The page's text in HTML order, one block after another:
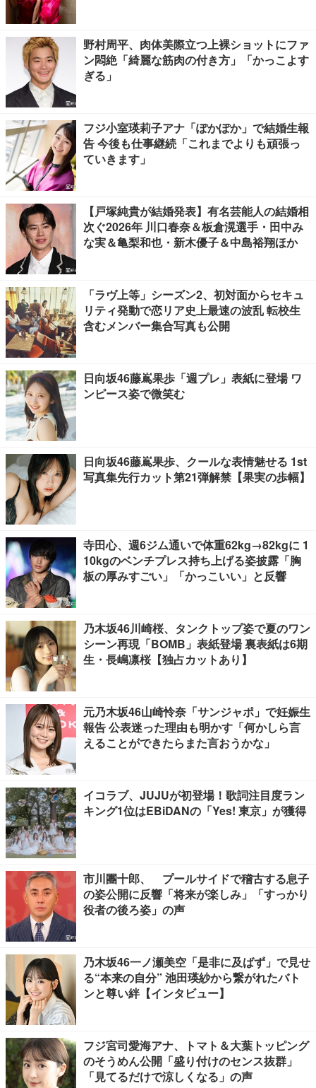
野村周平、肉体美際立つ上裸ショットにファ
ン悶絶「綺麗な筋肉の付き方」「かっこよす
ぎる」
フジ小室瑛莉子アナ「ぽかぽか」で結婚生報
告 今後も仕事継続「これまでよりも頑張っ
ていきます」
【戸塚純貴が結婚発表】有名芸能人の結婚相
次ぐ2026年 川口春奈＆板倉滉選手・田中み
な実＆亀梨和也・新木優子＆中島裕翔ほか
「ラヴ上等」シーズン2、初対面からセキュ
リティ発動で恋リア史上最速の波乱 転校生
含むメンバー集合写真も公開
日向坂46藤嶌果歩「週プレ」表紙に登場 ワ
ンピース姿で微笑む
日向坂46藤嶌果歩、クールな表情魅せる 1st
写真集先行カット第21弾解禁【果実の歩幅】
寺田心、週6ジム通いで体重62kg→82kgに 1
10kgのベンチプレス持ち上げる姿披露「胸
板の厚みすごい」「かっこいい」と反響
乃木坂46川崎桜、タンクトップ姿で夏のワン
シーン再現「BOMB」表紙登場 裏表紙は6期
生・長嶋凛桜【独占カットあり】
元乃木坂46山崎怜奈「サンジャポ」で妊娠生
報告 公表迷った理由も明かす「何かしら言
えることができたらまた言おうかな」
イコラブ、JUJUが初登場！歌詞注目度ラン
キング1位はEBiDANの「Yes! 東京」が獲得
市川團十郎、 プールサイドで稽古する息子
の姿公開に反響「将来が楽しみ」「すっかり
役者の後ろ姿」の声
乃木坂46一ノ瀬美空「是非に及ばず」で見せ
る“本来の自分” 池田瑛紗から繋がれたバト
ンと尊い絆【インタビュー】
フジ宮司愛海アナ、トマト＆大葉トッピング
のそうめん公開「盛り付けのセンス抜群」
「見てるだけで涼しくなる」の声